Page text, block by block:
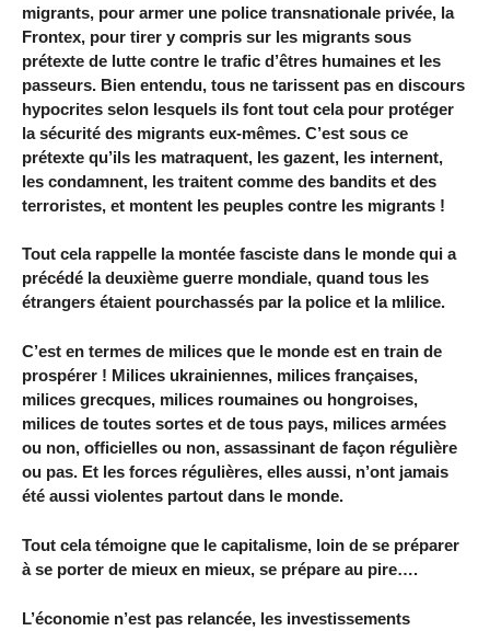
migrants, pour armer une police transnationale privée, la
Frontex, pour tirer y compris sur les migrants sous
prétexte de lutte contre le trafic d’êtres humaines et les
passeurs. Bien entendu, tous ne tarissent pas en discours
hypocrites selon lesquels ils font tout cela pour protéger
la sécurité des migrants eux-mêmes. C’est sous ce
prétexte qu’ils les matraquent, les gazent, les internent,
les condamnent, les traitent comme des bandits et des
terroristes, et montent les peuples contre les migrants !
Tout cela rappelle la montée fasciste dans le monde qui a
précédé la deuxième guerre mondiale, quand tous les
étrangers étaient pourchassés par la police et la mlilice.
C’est en termes de milices que le monde est en train de
prospérer ! Milices ukrainiennes, milices françaises,
milices grecques, milices roumaines ou hongroises,
milices de toutes sortes et de tous pays, milices armées
ou non, officielles ou non, assassinant de façon régulière
ou pas. Et les forces régulières, elles aussi, n’ont jamais
été aussi violentes partout dans le monde.
Tout cela témoigne que le capitalisme, loin de se préparer
à se porter de mieux en mieux, se prépare au pire….
L’économie n’est pas relancée, les investissements